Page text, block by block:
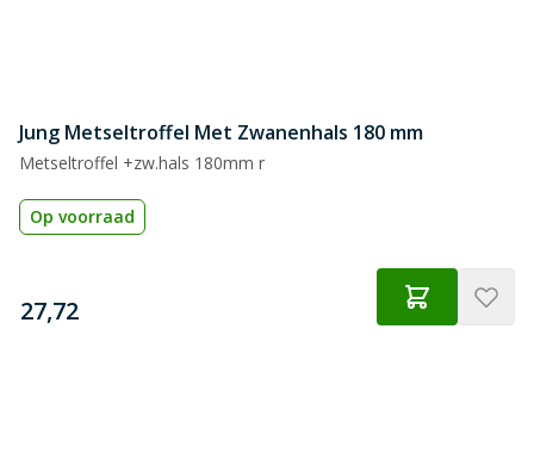
Jung Metseltroffel Met Zwanenhals 180 mm
Metseltroffel +zw.hals 180mm r
Op voorraad
€
27,72